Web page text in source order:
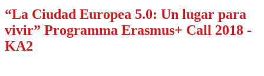
“La Ciudad Europea 5.0: Un lugar para
vivir” Programma Erasmus+ Call 2018 -
KA2